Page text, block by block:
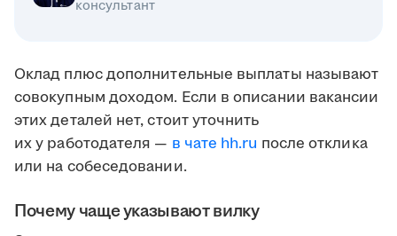
консультант
Оклад плюс дополнительные выплаты называют
совокупным доходом. Если в описании вакансии
этих деталей нет, стоит уточнить
их у работодателя — в чате hh.ru после отклика
или на собеседовании.
Почему чаще указывают вилку